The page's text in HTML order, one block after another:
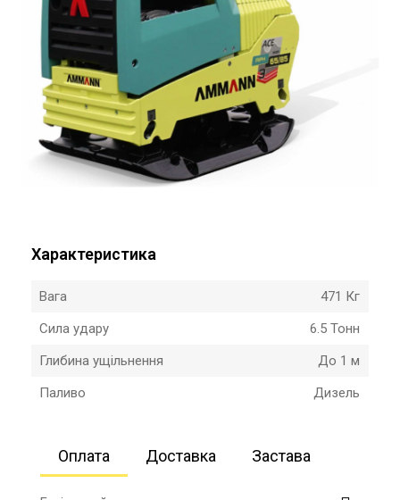
Характеристика
Вага
471 Кг
Сила удару
6.5 Тонн
Глибина ущільнення
До 1 м
Паливо
Дизель
Оплата Доставка Застава